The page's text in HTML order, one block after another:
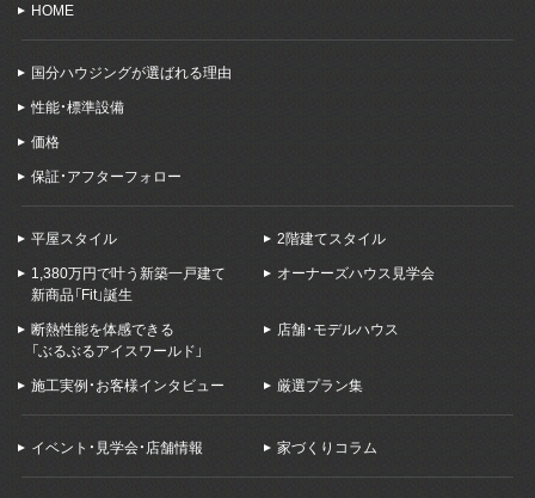
HOME
国分ハウジングが選ばれる理由
性能・標準設備
価格
保証・アフターフォロー
平屋スタイル 2階建てスタイル
1,380万円で叶う新築一戸建て
新商品「Fit」誕生
オーナーズハウス見学会
断熱性能を体感できる
「ぶるぶるアイスワールド」
店舗・モデルハウス
施工実例・お客様インタビュー 厳選プラン集
イベント・見学会・店舗情報 家づくりコラム